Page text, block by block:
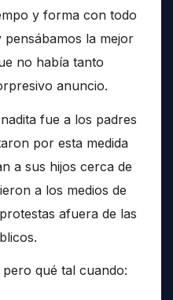
y forma con todo
la mejor
no había tanto
anuncio.
fue a los padres
por esta medida
a sus hijos cerca de
a los medios de
afuera de las
qué tal cuando: